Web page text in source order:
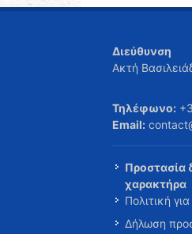
Διεύθυνση
Ακτή
Τηλέφωνο:
Email:
Προστασία
χαρακτήρα
Πολιτική
Δήλωση